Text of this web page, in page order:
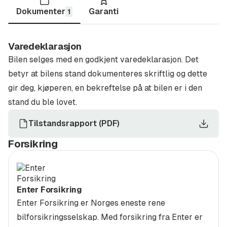
https://www.bos.no/alle-biler/innbytte-bil-selge-
bilen
Frakt og levering i hele Norge:
levering av din nye bruktbil til hele landet, slik at du
kan motta bilen der det passer deg best.
Bertel O. Steen Trøndelag AS avd. Trondheim org.nr.
Nysgjerrig på denne bilen?
Vi står til din disposisjon på67 91 57 00(SMS er ikke
mulig på dette nummeret)
Eller trykk på send melding øverst i Finn annonsen for
en uformell henvendelse.
Dokumenter 1 Garanti
Varedeklarasjon
Bilen selges med en godkjent varedeklarasjon. Det
betyr at bilens stand dokumenteres skriftlig og dette
gir deg, kjøperen, en bekreftelse på at bilen er i den
stand du ble lovet.
Tilstandsrapport (PDF)
Forsikring
Enter Forsikring
Enter Forsikring er Norges eneste rene
bilforsikringsselskap. Med forsikring fra Enter er